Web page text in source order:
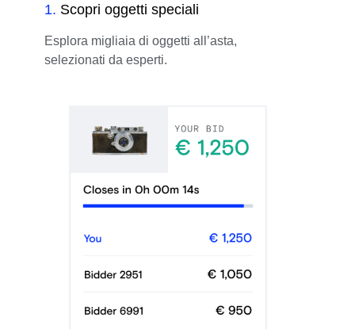
1. Scopri oggetti speciali
Esplora migliaia di oggetti all’asta,
selezionati da esperti.